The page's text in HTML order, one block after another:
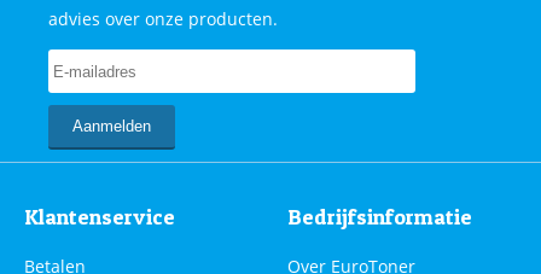
advies over onze producten.
Klantenservice
Betalen
Bedrijfsinformatie
Over EuroToner